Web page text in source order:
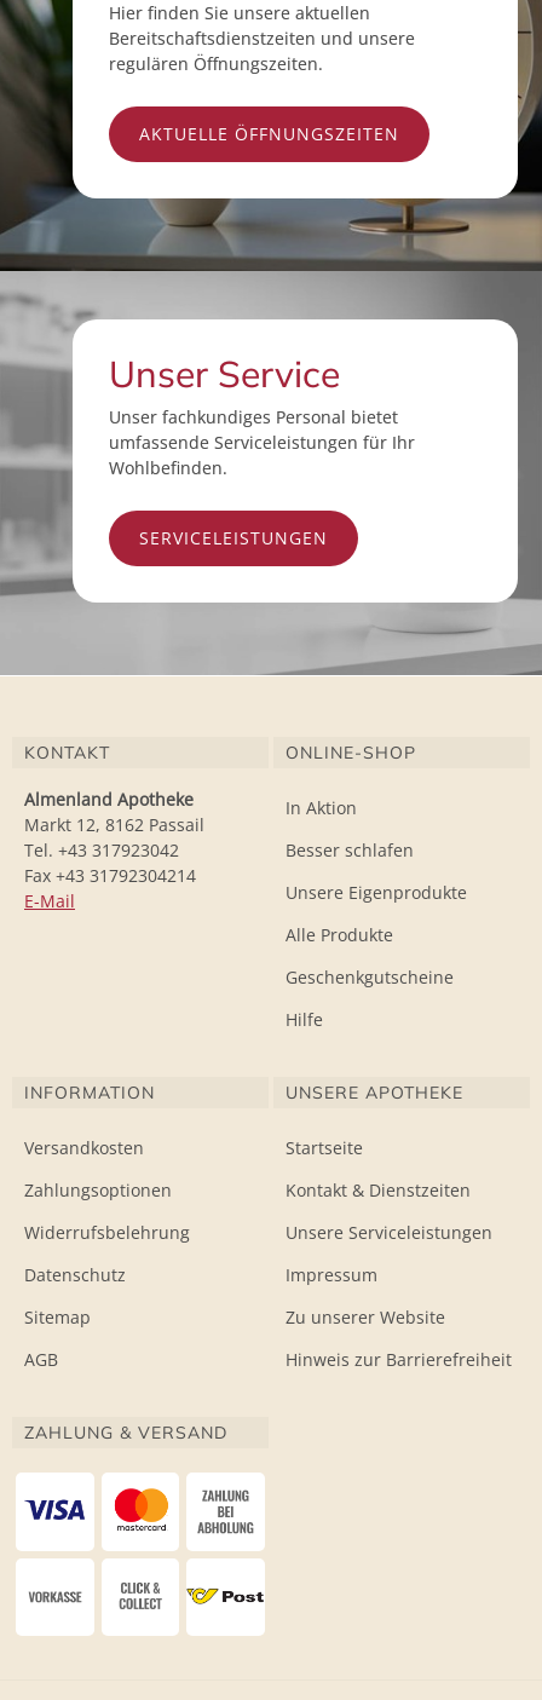
Hier finden Sie unsere aktuellen
Bereitschaftsdienstzeiten und unsere
regulären Öffnungszeiten.
AKTUELLE ÖFFNUNGSZEITEN
Unser Service
Unser fachkundiges Personal bietet
umfassende Serviceleistungen für Ihr
Wohlbefinden.
SERVICELEISTUNGEN
KONTAKT
Almenland Apotheke
Markt 12, 8162 Passail
Tel. +43 317923042
Fax +43 31792304214
E-Mail
ONLINE-SHOP
In Aktion
Besser schlafen
Unsere Eigenprodukte
Alle Produkte
Geschenkgutscheine
Hilfe
INFORMATION
Versandkosten
Zahlungsoptionen
Widerrufsbelehrung
Datenschutz
Sitemap
AGB
UNSERE APOTHEKE
Startseite
Kontakt & Dienstzeiten
Unsere Serviceleistungen
Impressum
Zu unserer Website
Hinweis zur Barrierefreiheit
ZAHLUNG & VERSAND